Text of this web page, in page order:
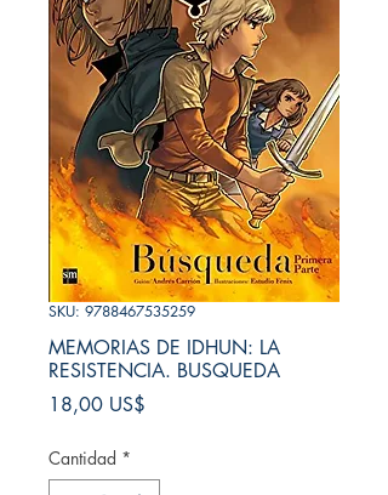
SKU: 9788467535259
MEMORIAS DE IDHUN: LA
RESISTENCIA. BUSQUEDA
18,00 US$
Cantidad *